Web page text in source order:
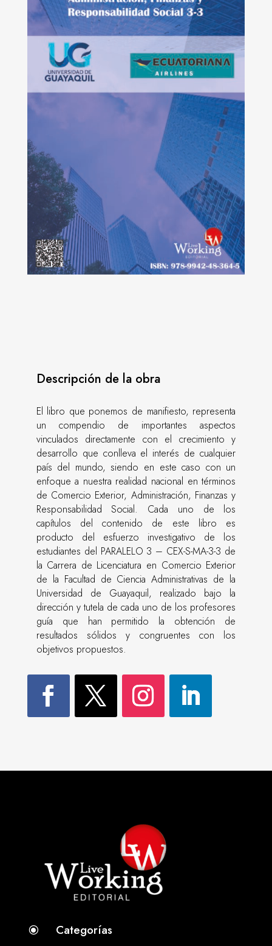
Descripción de la obra
El libro que ponemos de manifiesto, representa
un compendio de importantes aspectos
vinculados directamente con el crecimiento y
desarrollo que conlleva el interés de cualquier
país del mundo, siendo en este caso con un
enfoque a nuestra realidad nacional en términos
de Comercio Exterior, Administración, Finanzas y
Responsabilidad Social. Cada uno de los
capítulos del contenido de este libro es
producto del esfuerzo investigativo de los
estudiantes del PARALELO 3 – CEX-S-MA-3-3 de
la Carrera de Licenciatura en Comercio Exterior
de la Facultad de Ciencia Administrativas de la
Universidad de Guayaquil, realizado bajo la
dirección y tutela de cada uno de los profesores
guía que han permitido la obtención de
resultados sólidos y congruentes con los
objetivos propuestos.
\ Categorías